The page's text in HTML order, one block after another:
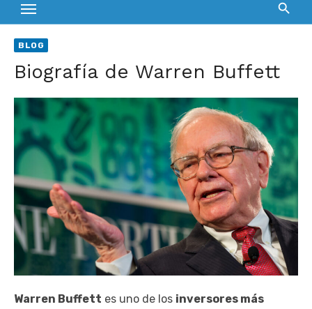
BLOG
Biografía de Warren Buffett
Warren Buffett es uno de los inversores más